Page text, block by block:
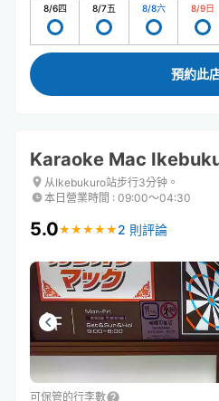
8/6四 8/7五 8/8六 8/9日
預約此
Karaoke Mac
从Ikebukuro站步行3分钟。
本日營業時間 : 09:00〜04:30
5.0★ ★ ★ ★ ★
★ ★ ★ ★ ★ 2 則評論
可保管的行李數